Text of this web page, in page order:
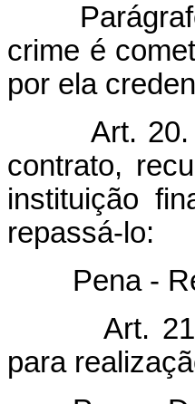
Parágrafo
crime é
por ela
Art.
contrato,
instituição
repassá-lo:
Pena -
Art.
para